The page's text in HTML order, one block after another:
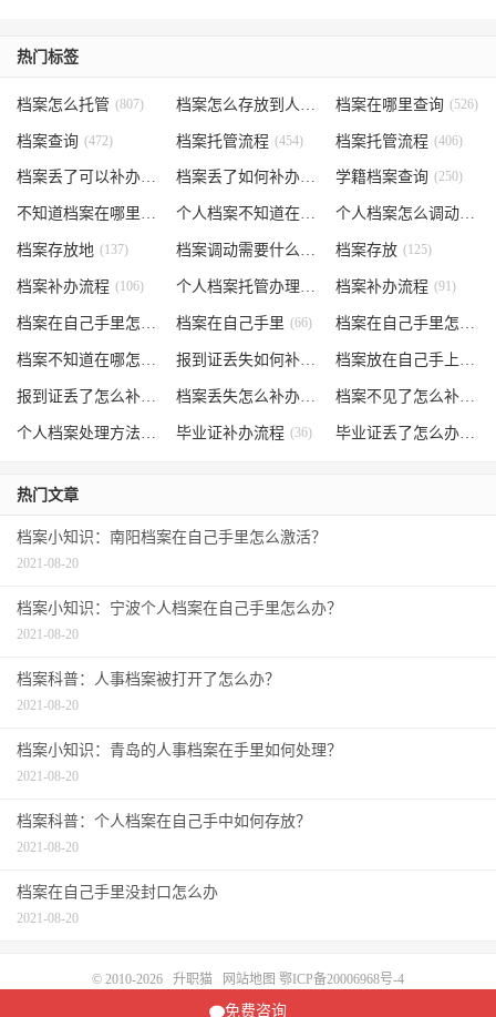
热门标签
档案怎么托管 (807) (535)
档案在哪里查询 (526)
档案查询 (472) 档案托管流程 (454) 档案托管流程 (406)
档案丢了可以补办吗 (371) 档案丢了如何补办 学籍档案查询 (250)
不知道档案在哪里 个人档案不知道在哪儿 (191) 个人档案怎么调动
档案存放地 (137) 档案调动需要什么手续 (130)
档案存放 (125)
档案补办流程 (106) 个人档案托管办理流程 (102)
档案补办流程 (91)
档案在自己手里怎么办 (85)
档案在自己手里 (66) 档案在自己手里怎么处理
档案不知道在哪怎么办 (62) 报到证丢失如何补办 (54) 档案放在自己手上
报到证丢了怎么补办 (52) 档案丢失怎么补办 档案不见了怎么补办
个人档案处理方法 毕业证补办流程 (36) 毕业证丢了怎么办
热门文章
档案小知识：南阳档案在自己手里怎么激活？
2021-08-20
档案小知识：宁波个人档案在自己手里怎么办？
2021-08-20
档案科普：人事档案被打开了怎么办？
2021-08-20
档案小知识：青岛的人事档案在手里如何处理？
2021-08-20
档案科普：个人档案在自己手中如何存放？
2021-08-20
档案在自己手里没封口怎么办
2021-08-20
© 2010-2026 升职猫 网站地图 鄂ICP备20006968号-4
请求次数：89 次，加载用时：0.145 秒，内存占用：6.86 MB
免费咨询